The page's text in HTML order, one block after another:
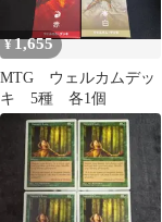
¥1,655
MTG ウェルカムデッ
キ 5種 各1個